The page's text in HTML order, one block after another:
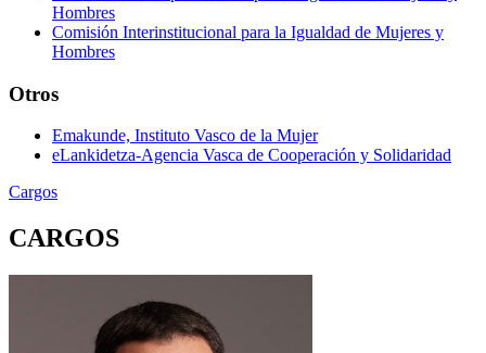
Hombres
Comisión Interinstitucional para la Igualdad de Mujeres y
Hombres
Otros
Emakunde, Instituto Vasco de la Mujer
eLankidetza-Agencia Vasca de Cooperación y Solidaridad
Cargos
CARGOS